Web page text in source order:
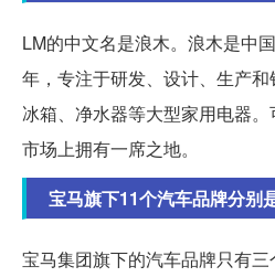
LM的中文名是浪木。浪木是中
年，专注于研发、设计、生产
冰箱、净水器等大型家用电器
市场上拥有一席之地。
宝马旗下11个汽车品牌分别
宝马集团旗下的汽车品牌只有